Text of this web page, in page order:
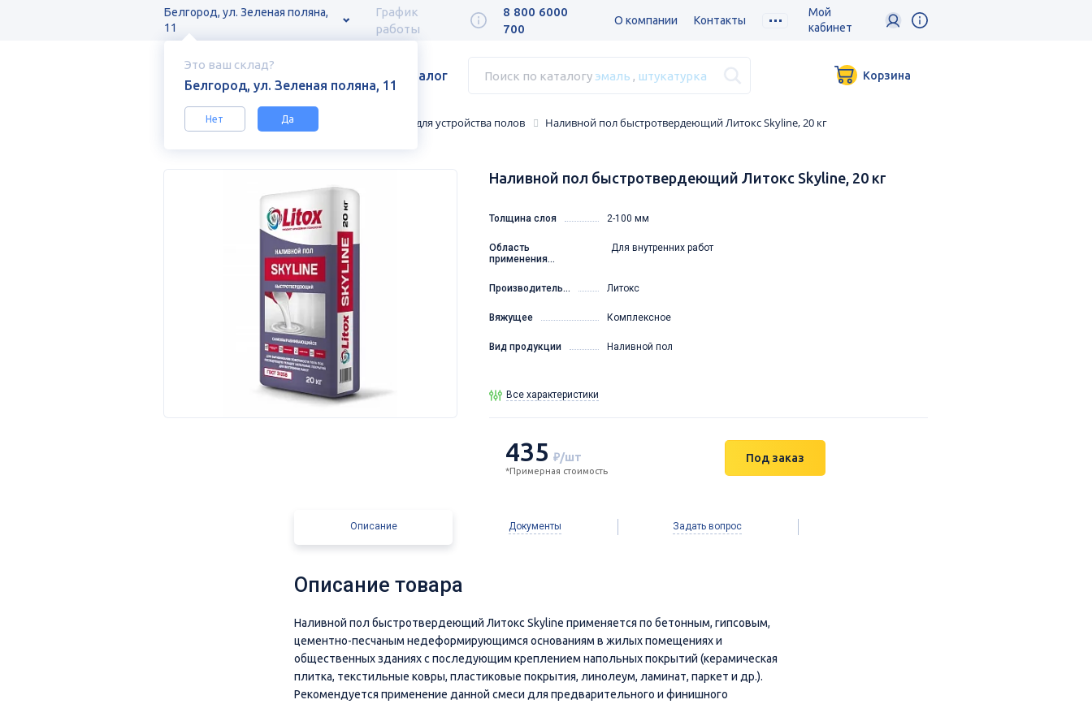
Это ваш склад?
Белгород, ул. Зеленая поляна, 11
Нет Да
Белгород, ул. Зеленая поляна,
11
График
работы
8 800 6000
700
О компании Контакты
Мой
кабинет
Каталог Поиск по каталогу эмаль штукатурка Корзина
Сухие строительные смеси Смеси для устройства полов Наливной пол быстротвердеющий Литокс Skyline, 20 кг
Наливной пол быстротвердеющий Литокс Skyline, 20 кг
Толщина слоя 2-100 мм
Область
применения...
Для внутренних работ
Производитель... Литокс
Вяжущее Комплексное
Вид продукции Наливной пол
Все характеристики
435 ₽/шт
*Примерная стоимость
Под заказ
Описание Документы Задать вопрос
Описание товара
Наливной пол быстротвердеющий Литокс Skyline применяется по бетонным, гипсовым,
цементно-песчаным недеформирующимся основаниям в жилых помещениях и
общественных зданиях с последующим креплением напольных покрытий (керамическая
плитка, текстильные ковры, пластиковые покрытия, линолеум, ламинат, паркет и др.).
Рекомендуется применение данной смеси для предварительного и финишного